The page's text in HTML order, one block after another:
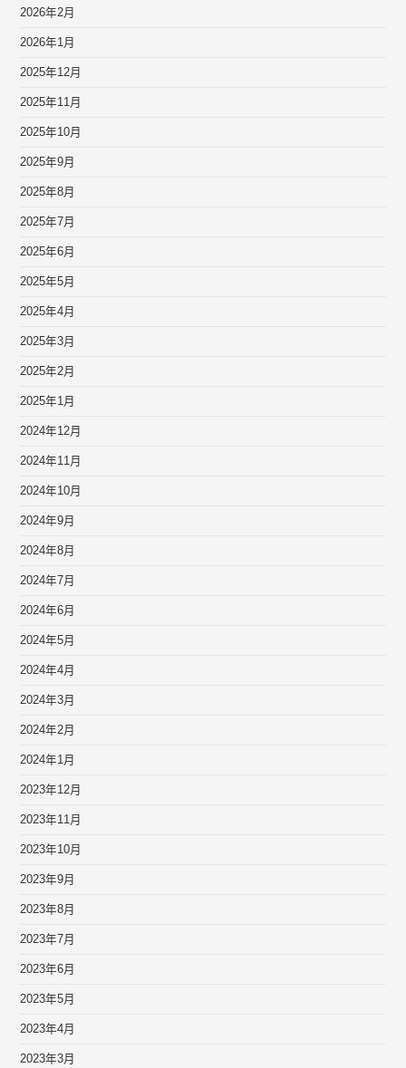
2026年2月
2026年1月
2025年12月
2025年11月
2025年10月
2025年9月
2025年8月
2025年7月
2025年6月
2025年5月
2025年4月
2025年3月
2025年2月
2025年1月
2024年12月
2024年11月
2024年10月
2024年9月
2024年8月
2024年7月
2024年6月
2024年5月
2024年4月
2024年3月
2024年2月
2024年1月
2023年12月
2023年11月
2023年10月
2023年9月
2023年8月
2023年7月
2023年6月
2023年5月
2023年4月
2023年3月